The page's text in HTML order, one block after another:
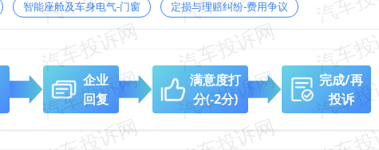
智能座舱及车身电气-门窗 定损与理赔纠纷-费用争议
企业
回复
满意度打
分(-2分)
完成/再
投诉